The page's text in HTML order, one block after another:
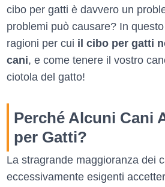
cibo per gatti è davvero un
problemi può causare? In
ragioni per cui il cibo per gatti
cani, e come tenere il vostro
ciotola del gatto!
Perché Alcuni Cani
per Gatti?
La stragrande maggioranza dei
eccessivamente esigenti